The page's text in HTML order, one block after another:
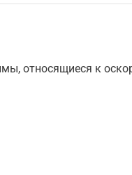
относящиеся к